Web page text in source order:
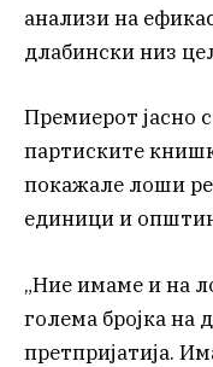
анализи на
длабински низ
Премиерот јасно
партиските
покажале лоши
единици и
„Ние имаме и на
голема бројка на
претпријатија.